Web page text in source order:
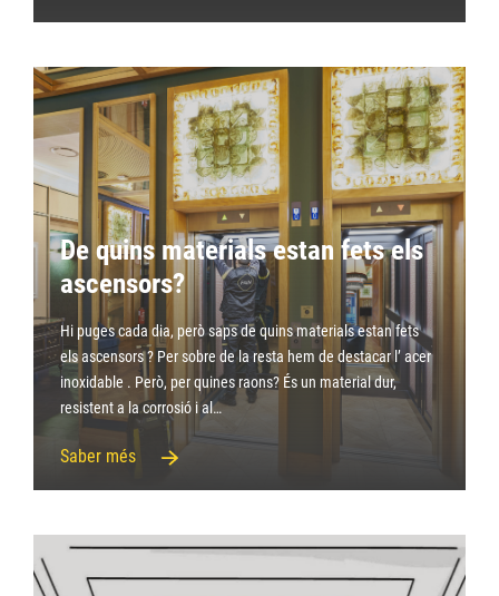
De quins materials estan fets els
ascensors?
Hi puges cada dia, però saps de quins materials estan fets
els ascensors ? Per sobre de la resta hem de destacar l’ acer
inoxidable . Però, per quines raons? És un material dur,
resistent a la corrosió i al…
Saber més